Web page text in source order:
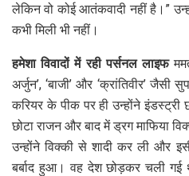
लेकिन वो कोई आतंकवादी नहीं है।”
कभी मिली भी नहीं।
हमेशा विवादों में रही पर्सनल लाइफ
अर्जुन’, ‘बाजी’ और ‘क्रांतिवीर’
करियर के पीक पर ही उन्होंने इंडस्ट्री
छोटा राजन और बाद में ड्रग माफिया
उन्होंने विक्की से शादी कर ली और
बर्बाद हुआ। वह देश छोड़कर चली गई